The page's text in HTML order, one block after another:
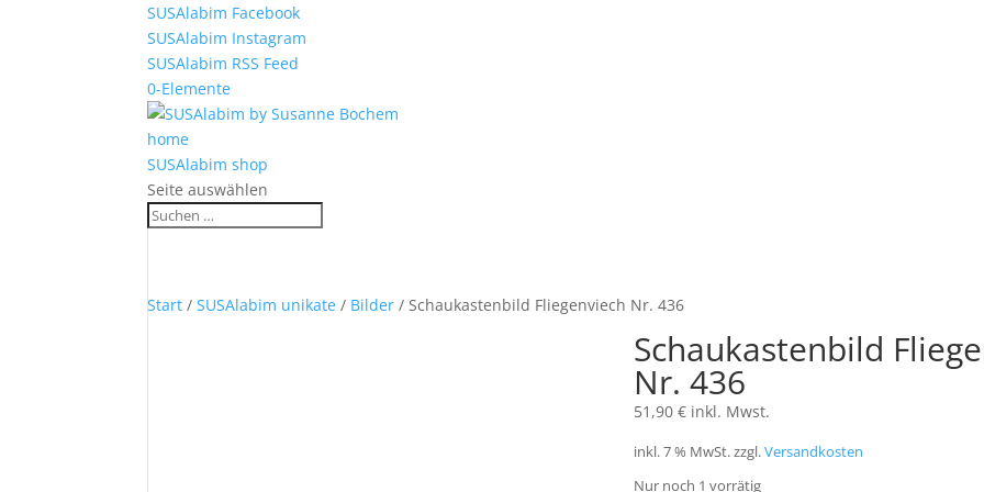
SUSAlabim Facebook
SUSAlabim Instagram
SUSAlabim RSS Feed
0-Elemente
home
SUSAlabim shop
Seite auswählen
Start /SUSAlabim unikate / Bilder / Schaukastenbild Fliegenviech Nr. 436
Schaukastenbild
Nr. 436
51,90 € inkl. Mwst.
inkl. 7 % MwSt.zzgl.Versandkosten
Nur noch 1 vorrätig